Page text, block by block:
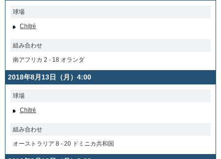
球場
Chitré
組み合わせ
南アフリカ 2 - 18 オランダ
2018年8月13日（月）4:00
球場
Chitré
組み合わせ
オーストラリア 8 - 20 ドミニカ共和国